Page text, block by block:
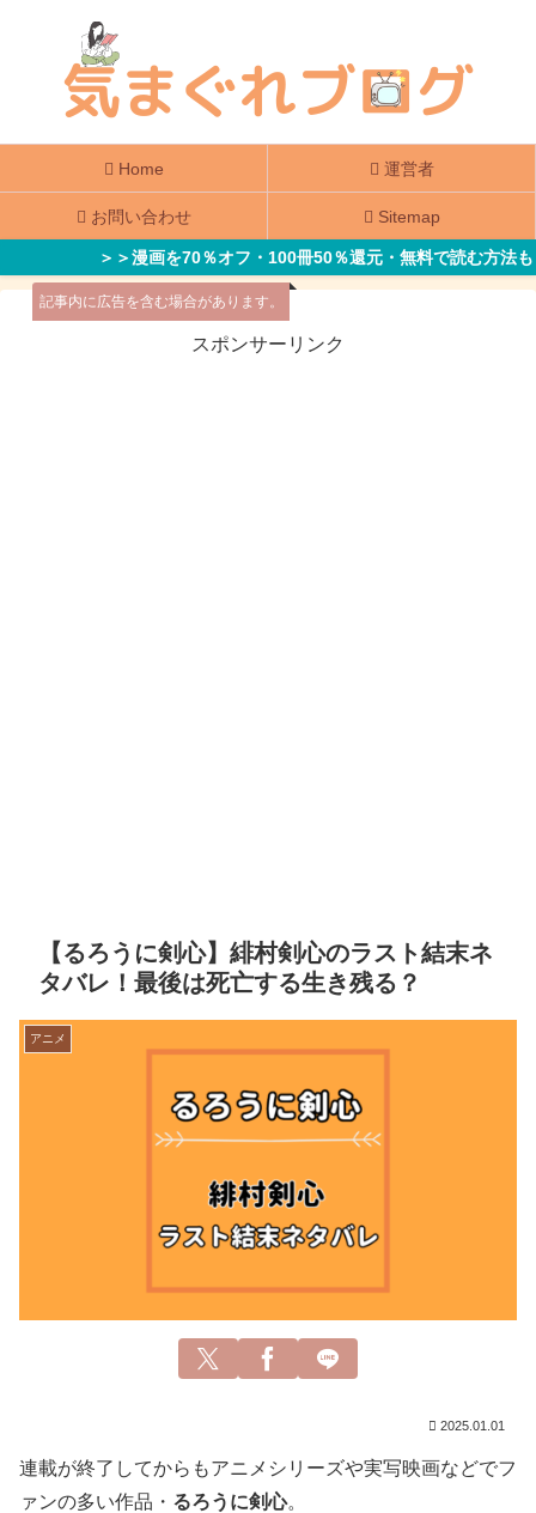
Home 運営者
お問い合わせ Sitemap
＞＞漫画を70％オフ・100冊50％還元・無料で読む方法も
記事内に広告を含む場合があります。
スポンサーリンク
【るろうに剣心】緋村剣心のラスト結末ネ
タバレ！最後は死亡する生き残る？
アニメ
2025.01.01
連載が終了してからもアニメシリーズや実写映画などでフ
ァンの多い作品・ るろうに剣心。